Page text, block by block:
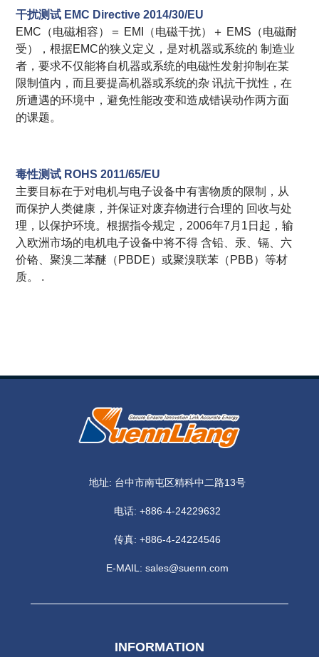
干扰测试 EMC Directive 2014/30/EU
EMC（电磁相容）＝ EMI（电磁干扰）＋ EMS（电磁耐
受），根据EMC的狭义定义，是对机器或系统的 制造业
者，要求不仅能将自机器或系统的电磁性发射抑制在某
限制值内，而且要提高机器或系统的杂 讯抗干扰性，在
所遭遇的环境中，避免性能改变和造成错误动作两方面
的课题。
毒性测试 ROHS 2011/65/EU
主要目标在于对电机与电子设备中有害物质的限制，从
而保护人类健康，并保证对废弃物进行合理的 回收与处
理，以保护环境。根据指令规定，2006年7月1日起，输
入欧洲市场的电机电子设备中将不得 含铅、汞、镉、六
价铬、聚溴二苯醚（PBDE）或聚溴联苯（PBB）等材
质。 .
地址: 台中市南屯区精科中二路13号
电话:+886-4-24229632
传真: +886-4-24224546
E-MAIL:sales@suenn.com
INFORMATION